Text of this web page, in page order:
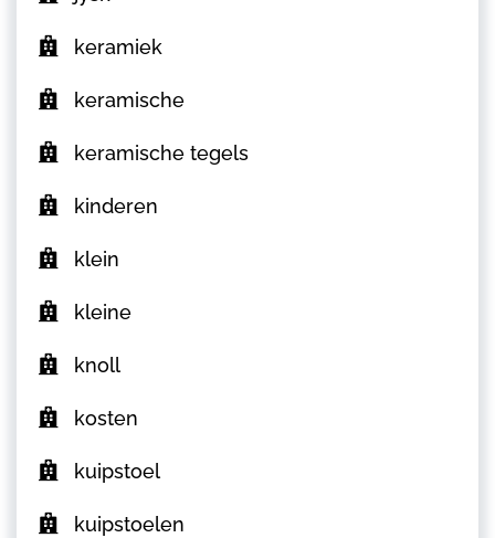
keramiek
keramische
keramische tegels
kinderen
klein
kleine
knoll
kosten
kuipstoel
kuipstoelen